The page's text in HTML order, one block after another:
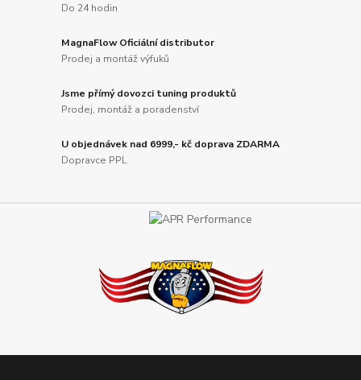
Do 24 hodin
MagnaFlow Oficiální distributor
Prodej a montáž výfuků
Jsme přímý dovozci tuning produktů
Prodej, montáž a poradenství
U objednávek nad 6999,- kč doprava ZDARMA
Dopravce PPL